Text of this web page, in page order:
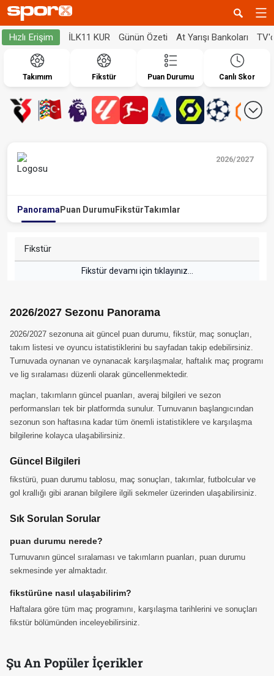
Hızlı Erişim İLK11 KUR Günün Özeti At Yarışı Bankoları
Takımım Fikstür Puan Durumu Canlı Skor
2026/2027
Panorama Puan Durumu FikstürTakımlar
Fikstür
Fikstür devamı için tıklayınız...
2026/2027 Sezonu Panorama
2026/2027 sezonuna ait güncel puan durumu, fikstür, maç sonuçları,
takım listesi ve oyuncu istatistiklerini bu sayfadan takip edebilirsiniz.
Turnuvada oynanan ve oynanacak karşılaşmalar, haftalık maç programı
ve lig sıralaması düzenli olarak güncellenmektedir.
maçları, takımların güncel puanları, averaj bilgileri ve sezon
performansları tek bir platformda sunulur. Turnuvanın başlangıcından
sezonun son haftasına kadar tüm önemli istatistiklere ve karşılaşma
bilgilerine kolayca ulaşabilirsiniz.
Güncel Bilgileri
fikstürü, puan durumu tablosu, maç sonuçları, takımlar, futbolcular ve
gol krallığı gibi aranan bilgilere ilgili sekmeler üzerinden ulaşabilirsiniz.
Sık Sorulan Sorular
puan durumu nerede?
Turnuvanın güncel sıralaması ve takımların puanları, puan durumu
sekmesinde yer almaktadır.
fikstürüne nasıl ulaşabilirim?
Haftalara göre tüm maç programını, karşılaşma tarihlerini ve sonuçları
fikstür bölümünden inceleyebilirsiniz.
Şu An Popüler İçerikler